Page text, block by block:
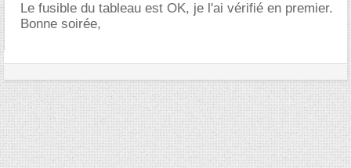
Le fusible du tableau est OK, je l'ai vérifié en premier.
Bonne soirée,